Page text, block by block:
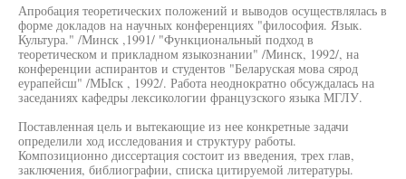
Апробация теоретических положений и выводов осуществлялась в
форме докладов на научных конференциях "философия. Язык.
Культура." /Минск ,1991/ "Функциональный подход в
теоретическом и прикладном языкознании" /Минск, 1992/, на
конференции аспирантов и студентов "Беларуская мова сярод
еурапейсш" /МЫск , 1992/. Работа неоднократно обсуждалась на
заседаниях кафедры лексикологии французского языка МГЛУ.
Поставленная цель и вытекающие из нее конкретные задачи
определили ход исследования и структуру работы.
Композиционно диссертация состоит из введения, трех глав,
заключения, библиографии, списка цитируемой литературы.